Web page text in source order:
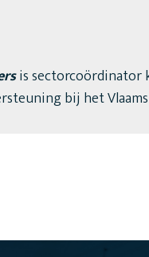
is sectorcoördinator
bij het